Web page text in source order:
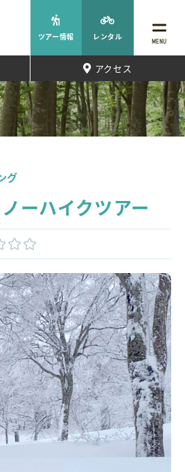
MENU
ツアー情報 レンタル
アクセス
ーハイクツアー
グ